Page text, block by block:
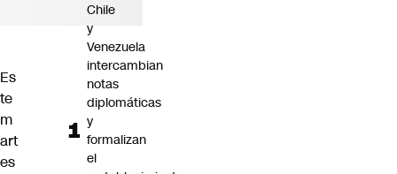
Es
te
m
art
es
Chile
y
Venezuela
intercambian
notas
diplomáticas
y
formalizan
el